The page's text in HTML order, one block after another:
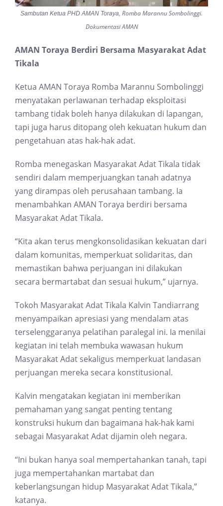
Sambutan Ketua PHD AMAN Toraya, Romba Marannu Sombolinggi.
Dokumentasi AMAN
AMAN Toraya Berdiri Bersama Masyarakat Adat
Tikala
Ketua AMAN Toraya Romba Marannu Sombolinggi
menyatakan perlawanan terhadap eksploitasi
tambang tidak boleh hanya dilakukan di lapangan,
tapi juga harus ditopang oleh kekuatan hukum dan
pengetahuan atas hak-hak adat.
Romba menegaskan Masyarakat Adat Tikala tidak
sendiri dalam memperjuangkan tanah adatnya
yang dirampas oleh perusahaan tambang. Ia
menambahkan AMAN Toraya berdiri bersama
Masyarakat Adat Tikala.
“Kita akan terus mengkonsolidasikan kekuatan dari
dalam komunitas, memperkuat solidaritas, dan
memastikan bahwa perjuangan ini dilakukan
secara bermartabat dan sesuai hukum,” ujarnya.
Tokoh Masyarakat Adat Tikala Kalvin Tandiarrang
menyampaikan apresiasi yang mendalam atas
terselenggaranya pelatihan paralegal ini. Ia menilai
kegiatan ini telah membuka wawasan hukum
Masyarakat Adat sekaligus memperkuat landasan
perjuangan mereka secara konstitusional.
Kalvin mengatakan kegiatan ini memberikan
pemahaman yang sangat penting tentang
konstruksi hukum dan bagaimana hak-hak kami
sebagai Masyarakat Adat dijamin oleh negara.
“Ini bukan hanya soal mempertahankan tanah, tapi
juga mempertahankan martabat dan
keberlangsungan hidup Masyarakat Adat Tikala,”
katanya.